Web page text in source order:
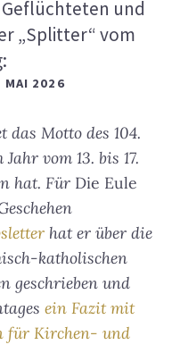
und
„Splitter“ vom
MAI 2026
das Motto des 104.
vom 13. bis 17.
hat. Für Die Eule
hat er über die
katholischen
geschrieben und
ein Fazit mit
für Kirchen- und